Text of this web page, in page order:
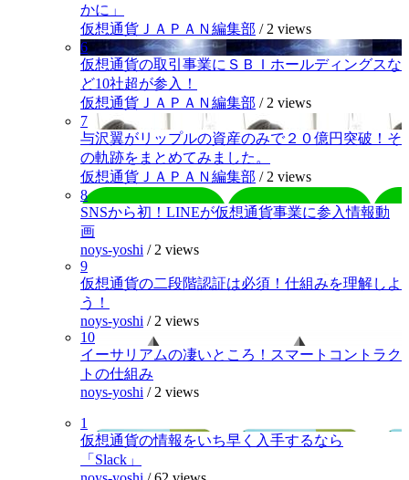
かに」
仮想通貨ＪＡＰＡＮ編集部 / 2 views
6
仮想通貨の取引事業にＳＢＩホールディングスな
ど10社超が参入！
仮想通貨ＪＡＰＡＮ編集部 / 2 views
7
与沢翼がリップルの資産のみで２０億円突破！そ
の軌跡をまとめてみました。
仮想通貨ＪＡＰＡＮ編集部 / 2 views
8
SNSから初！LINEが仮想通貨事業に参入情報動
画
noys-yoshi / 2 views
9
仮想通貨の二段階認証は必須！仕組みを理解しよ
う！
noys-yoshi / 2 views
10
イーサリアムの凄いところ！スマートコントラク
トの仕組み
noys-yoshi / 2 views
1
仮想通貨の情報をいち早く入手するなら
「Slack」